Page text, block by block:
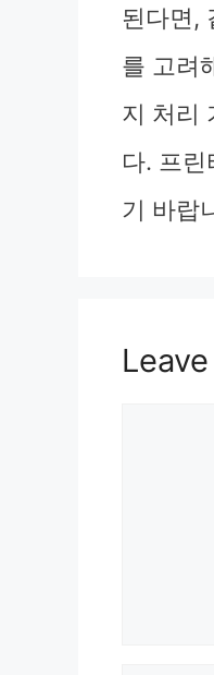
된다면,
를 고려
지 처리
다. 프
기 바랍